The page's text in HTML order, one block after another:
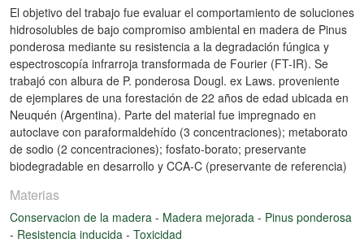
El objetivo del trabajo fue evaluar el comportamiento de soluciones
hidrosolubles de bajo compromiso ambiental en madera de Pinus
ponderosa mediante su resistencia a la degradación fúngica y
espectroscopía infrarroja transformada de Fourier (FT-IR). Se
trabajó con albura de P. ponderosa Dougl. ex Laws. proveniente
de ejemplares de una forestación de 22 años de edad ubicada en
Neuquén (Argentina). Parte del material fue impregnado en
autoclave con paraformaldehído (3 concentraciones); metaborato
de sodio (2 concentraciones); fosfato-borato; preservante
biodegradable en desarrollo y CCA-C (preservante de referencia)
Materias
Conservacion de la madera - Madera mejorada - Pinus ponderosa
- Resistencia inducida - Toxicidad